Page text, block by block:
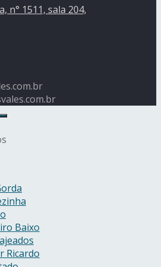
n° 1511, sala 204,
Baixo
Ricardo